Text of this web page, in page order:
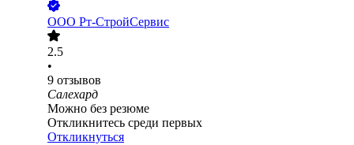
ООО Рт-СтройСервис
2.5
•
9 отзывов
Салехард
Можно без резюме
Откликнитесь среди первых
Откликнуться